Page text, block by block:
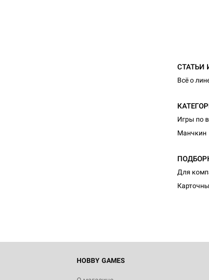
СТАТЬИ
Всё о
Игры по
Манчкин
Для
HOBBY GAMES